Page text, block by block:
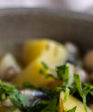
FLEISCH-
PIZZA,